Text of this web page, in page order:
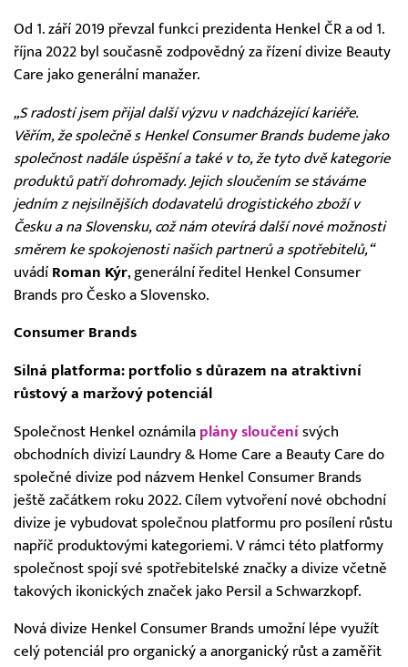
Od 1. září 2019 převzal funkci prezidenta Henkel ČR a od 1.
října 2022 byl současně zodpovědný za řízení divize Beauty
Care jako generální manažer.
„S radostí jsem přijal další výzvu v nadcházející kariéře.
Věřím, že společně s Henkel Consumer Brands budeme jako
společnost nadále úspěšní a také v to, že tyto dvě kategorie
produktů patří dohromady. Jejich sloučením se stáváme
jedním z nejsilnějších dodavatelů drogistického zboží v
Česku a na Slovensku, což nám otevírá další nové možnosti
směrem ke spokojenosti našich partnerů a spotřebitelů,“
uvádí Roman Kýr, generální ředitel Henkel Consumer
Brands pro Česko a Slovensko.
Consumer Brands
Silná platforma: portfolio s důrazem na atraktivní
růstový a maržový potenciál
Společnost Henkel oznámila plány sloučení svých
obchodních divizí Laundry & Home Care a Beauty Care do
společné divize pod názvem Henkel Consumer Brands
ještě začátkem roku 2022. Cílem vytvoření nové obchodní
divize je vybudovat společnou platformu pro posílení růstu
napříč produktovými kategoriemi. V rámci této platformy
společnost spojí své spotřebitelské značky a divize včetně
takových ikonických značek jako Persil a Schwarzkopf.
Nová divize Henkel Consumer Brands umožní lépe využít
celý potenciál pro organický a anorganický růst a zaměřit